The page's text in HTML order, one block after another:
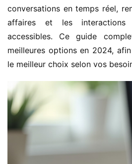
conversations en temps réel,
affaires et les interactions
accessibles. Ce guide
meilleures options en 2024,
le meilleur choix selon vos